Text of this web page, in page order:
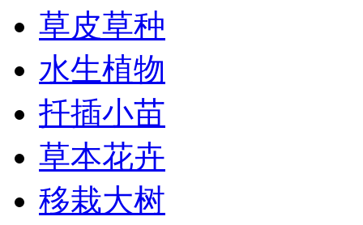
草皮草种
水生植物
扦插小苗
草本花卉
移栽大树